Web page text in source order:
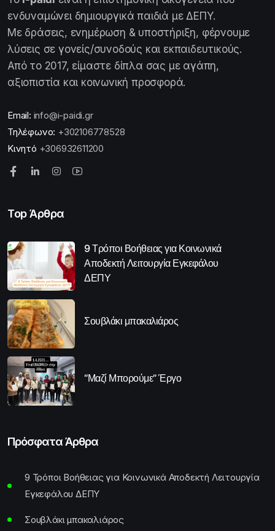
ενδυναμώνει δημιουργικά παιδιά με ΔΕΠΥ.
Με δράσεις, ενημέρωση & υποστήριξη, φέρνουμε
λύσεις σε γονείς/συνοδούς και εκπαιδευτικούς.
Από το 2017, είμαστε δίπλα σας με αγάπη,
αξιοπιστία και κοινωνική προσφορά.
Email: info@i-paidi.gr
Τηλέφωνο: +302106778528
Κινητό +306932611200
Top Άρθρα
9 Τρόποι Βοήθειας για Κοινωνικά
Αποδεκτή Λειτουργία Εγκεφάλου
ΔΕΠΥ
Σουβλάκι μπακαλιάρος
“Μαζί Μπορούμε” Έργο
Πρόσφατα Άρθρα
9 Τρόποι Βοήθειας για Κοινωνικά Αποδεκτή Λειτουργία
Εγκεφάλου ΔΕΠΥ
Σουβλάκι μπακαλιάρος